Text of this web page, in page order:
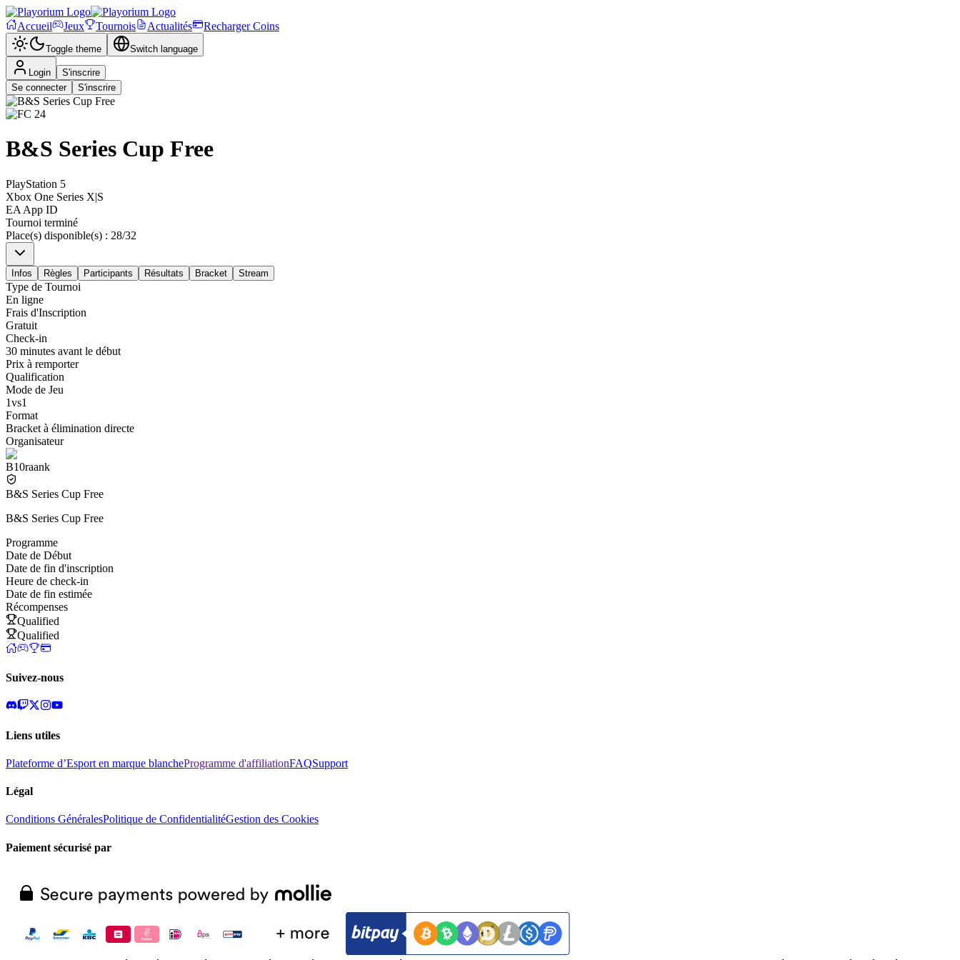
Accueil Jeux Tournois Actualités Recharger Coins
Toggle theme Switch language
Login
S'inscrire
Se connecter
S'inscrire
B&S Series Cup Free
PlayStation 5
Xbox One Series X|S
EA App ID
Tournoi terminé
Place(s) disponible(s) : 28/32
Infos Règles Participants Résultats Bracket Stream
Type de Tournoi
En ligne
Frais d'Inscription
Gratuit
Check-in
30 minutes avant le début
Prix à remporter
Qualification
Mode de Jeu
1vs1
Format
Bracket à élimination directe
Organisateur
B10raank
B&S Series Cup Free
B&S Series Cup Free
Programme
Date de Début
Date de fin d'inscription
Heure de check-in
Date de fin estimée
Récompenses
Qualified
Qualified
Suivez-nous
Liens utiles
Plateforme d’Esport en marque blancheProgramme d'affiliationFAQSupport
Légal
Conditions GénéralesPolitique de ConfidentialitéGestion des Cookies
Paiement sécurisé par